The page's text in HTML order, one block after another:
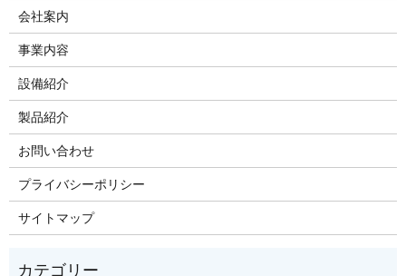
会社案内
事業内容
設備紹介
製品紹介
お問い合わせ
プライバシーポリシー
サイトマップ